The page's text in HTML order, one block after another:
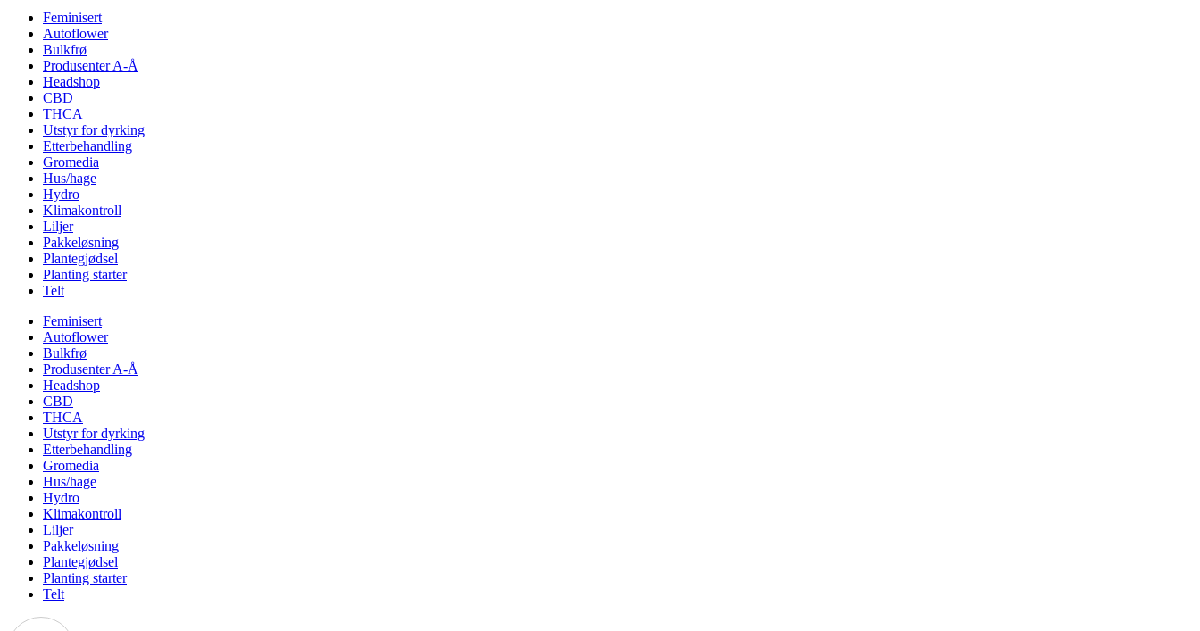
Feminisert
Autoflower
Bulkfrø
Produsenter A-Å
Headshop
CBD
THCA
Utstyr for dyrking
Etterbehandling
Gromedia
Hus/hage
Hydro
Klimakontroll
Liljer
Pakkeløsning
Plantegjødsel
Planting starter
Telt
Feminisert
Autoflower
Bulkfrø
Produsenter A-Å
Headshop
CBD
THCA
Utstyr for dyrking
Etterbehandling
Gromedia
Hus/hage
Hydro
Klimakontroll
Liljer
Pakkeløsning
Plantegjødsel
Planting starter
Telt